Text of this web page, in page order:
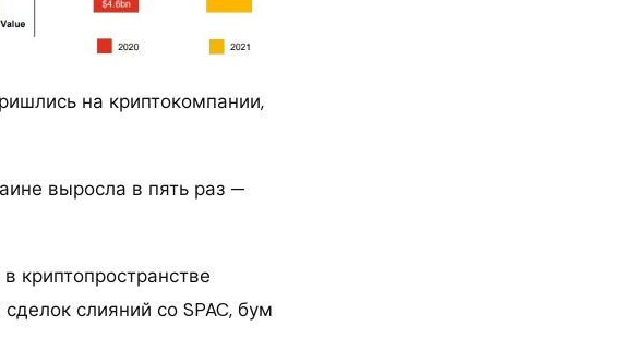
на криптокомпании,
выросла в пять раз —
криптопространстве
слияний со SPAC, бум